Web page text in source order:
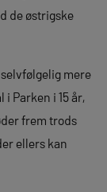
de østrigske
mere
Parken i 15 år,
frem trods
ellers kan